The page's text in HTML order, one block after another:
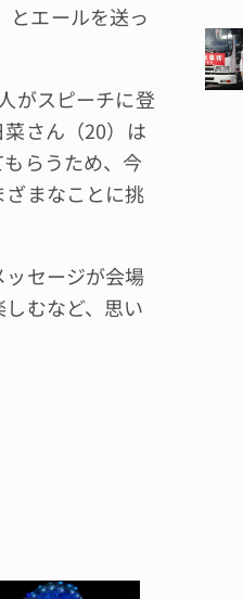
とエールを送っ
がスピーチに登
さん（20）は
らうため、今
まなことに挑
セージが会場
むなど、思い